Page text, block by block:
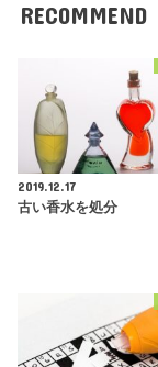
RECOMMEND
2019.12.17
古い香水を処分